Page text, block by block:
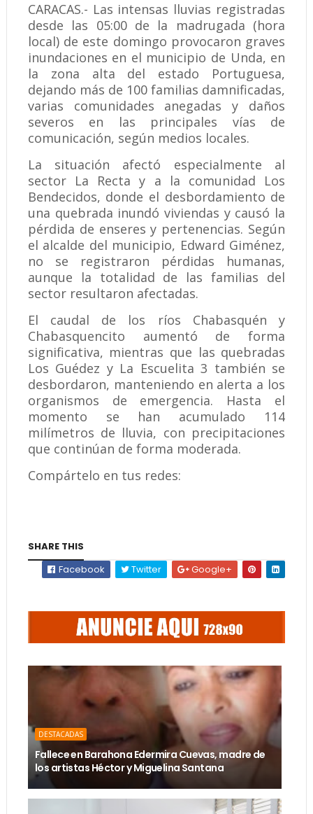
CARACAS.- Las intensas lluvias registradas
desde las 05:00 de la madrugada (hora
local) de este domingo provocaron graves
inundaciones en el municipio de Unda, en
la zona alta del estado Portuguesa,
dejando más de 100 familias damnificadas,
varias comunidades anegadas y daños
severos en las principales vías de
comunicación, según medios locales.
La situación afectó especialmente al
sector La Recta y a la comunidad Los
Bendecidos, donde el desbordamiento de
una quebrada inundó viviendas y causó la
pérdida de enseres y pertenencias. Según
el alcalde del municipio, Edward Giménez,
no se registraron pérdidas humanas,
aunque la totalidad de las familias del
sector resultaron afectadas.
El caudal de los ríos Chabasquén y
Chabasquencito aumentó de forma
significativa, mientras que las quebradas
Los Guédez y La Escuelita 3 también se
desbordaron, manteniendo en alerta a los
organismos de emergencia. Hasta el
momento se han acumulado 114
milímetros de lluvia, con precipitaciones
que continúan de forma moderada.
Compártelo en tus redes:
SHARE THIS
Facebook
Twitter Google+
DESTACADAS
Fallece en Barahona Edermira Cuevas, madre de
los artistas Héctor y Miguelina Santana